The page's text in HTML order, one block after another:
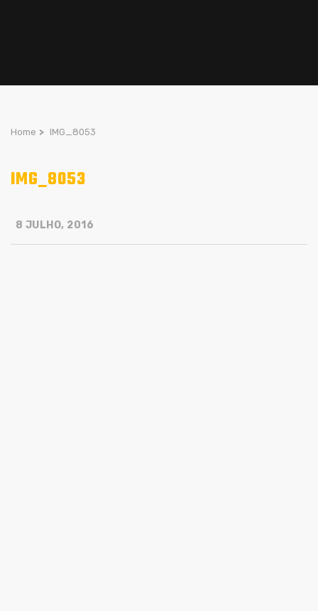
Home > IMG_8053
IMG_8053
8 JULHO, 2016